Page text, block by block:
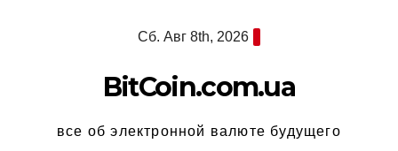
Сб. Авг 8th, 2026
BitCoin.com.ua
все об электронной валюте будущего